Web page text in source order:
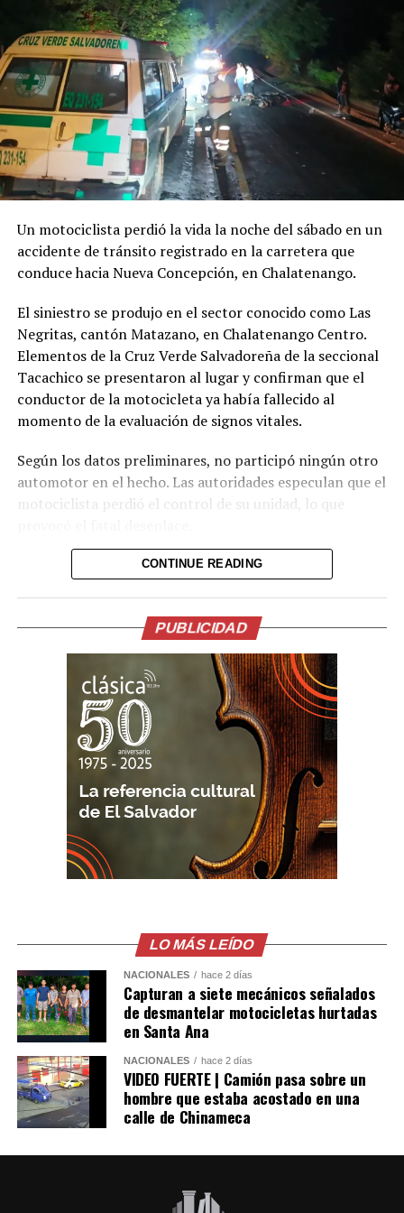
Comparte esto:
Facebook
Me gusta esto:
Un motociclista perdió la vida la noche del sábado en un
accidente de tránsito registrado en la carretera que
conduce hacia Nueva Concepción, en Chalatenango.
El siniestro se produjo en el sector conocido como Las
Negritas, cantón Matazano, en Chalatenango Centro.
Elementos de la Cruz Verde Salvadoreña de la seccional
Tacachico se presentaron al lugar y confirman que el
conductor de la motocicleta ya había fallecido al
momento de la evaluación de signos vitales.
Según los datos preliminares, no participó ningún otro
automotor en el hecho. Las autoridades especulan que el
motociclista perdió el control de su unidad, lo que
Hasta el momento no se ha revelado la identidad de la
de las autoridades correspondientes.
Facebook
Me gusta esto:
CONTINUE READING
PUBLICIDAD
LO MÁS LEÍDO
NACIONALES hace 2 días
Capturan a siete mecánicos señalados
de desmantelar motocicletas hurtadas
en Santa Ana
NACIONALES hace 2 días
VIDEO FUERTE | Camión pasa sobre un
hombre que estaba acostado en una
calle de Chinameca